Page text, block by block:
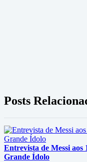
Posts
Entrevista de Messi aos
Grande Ídolo